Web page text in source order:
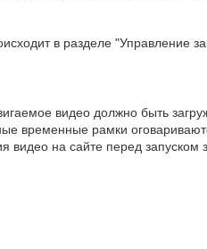
в разделе "Управление
видео должно быть
временные рамки
видео на сайте перед запуском